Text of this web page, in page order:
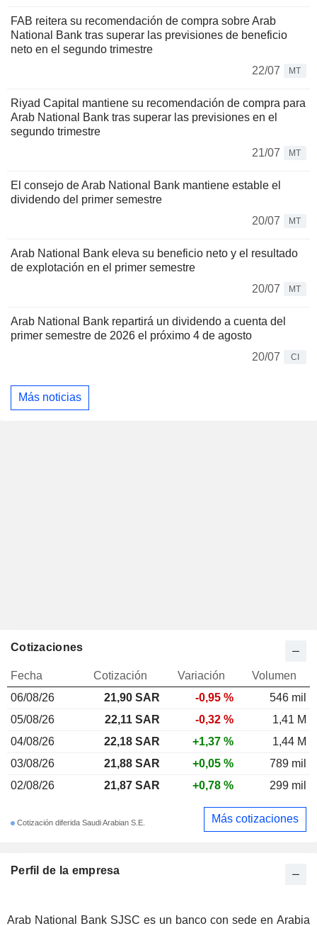
FAB reitera su recomendación de compra sobre Arab
National Bank tras superar las previsiones de beneficio
neto en el segundo trimestre
22/07
MT
Riyad Capital mantiene su recomendación de compra para
Arab National Bank tras superar las previsiones en el
segundo trimestre
21/07
MT
El consejo de Arab National Bank mantiene estable el
dividendo del primer semestre
20/07
MT
Arab National Bank eleva su beneficio neto y el resultado
de explotación en el primer semestre
20/07
MT
Arab National Bank repartirá un dividendo a cuenta del
primer semestre de 2026 el próximo 4 de agosto
20/07
CI
Más noticias
Perfil de la empresa
Arab National Bank SJSC es un banco con sede en Arabia
Cotizaciones
Fecha Cotización Variación
Volumen
06/08/26
21,90 SAR -0,95 %
546 mil
05/08/26
22,11 SAR -0,32 %
1,41 M
04/08/26
22,18 SAR +1,37 %
1,44 M
03/08/26
21,88 SAR +0,05 %
789 mil
02/08/26
21,87 SAR +0,78 % 299 mil
Cotización diferida Saudi Arabian S.E. Más cotizaciones